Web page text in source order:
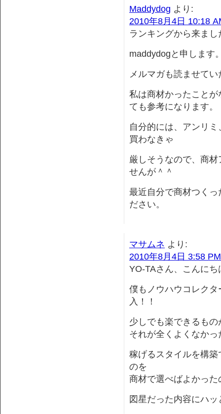
Maddydog より:
2010年8月4日 10:18
ランキングから来まし
maddydogと申します
メルマガも読ませて
私は商材かったこと
ても参考になります。
自分的には、アンリ
買わなきゃ
厳しそうなので、商
せんが＾＾
最近自分で商材つく
ださい。
マサムネ より:
2010年8月4日 3:58 PM
YO-TAさん、こんにち
僕もノウハウコレク
入！！
少しでも楽できるも
それが全くよくなかっ
稼げるスタイルを構
のを
商材で選べばよかった
図星だった内容にハ